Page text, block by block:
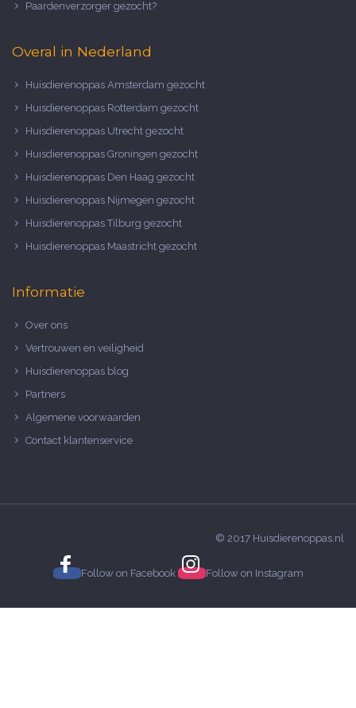
Paardenverzorger gezocht?
Overal in Nederland
Huisdierenoppas Amsterdam gezocht
Huisdierenoppas Rotterdam gezocht
Huisdierenoppas Utrecht gezocht
Huisdierenoppas Groningen gezocht
Huisdierenoppas Den Haag gezocht
Huisdierenoppas Nijmegen gezocht
Huisdierenoppas Tilburg gezocht
Huisdierenoppas Maastricht gezocht
Informatie
Over ons
Vertrouwen en veiligheid
Huisdierenoppas blog
Partners
Algemene voorwaarden
Contact klantenservice
© 2017 Huisdierenoppas.nl
Follow on Facebook Follow on Instagram